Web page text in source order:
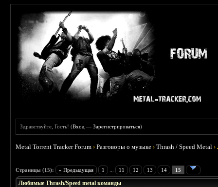
Здравствуйте, Гость! (Вход —Зарегистрироваться)
Metal Torrent Tracker Forum ›Разговоры о музыке ›Thrash / Speed Metal ›
Страницы (15): « Предыдущая 1 11 12 13 14 15
Любимые Thrash/Speed metal команды